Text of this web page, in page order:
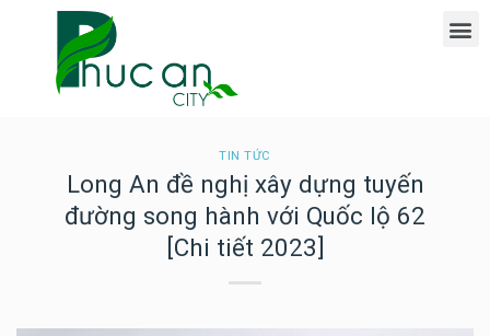
TIN TỨC
Long An đề nghị xây dựng tuyến
đường song hành với Quốc lộ 62
[Chi tiết 2023]